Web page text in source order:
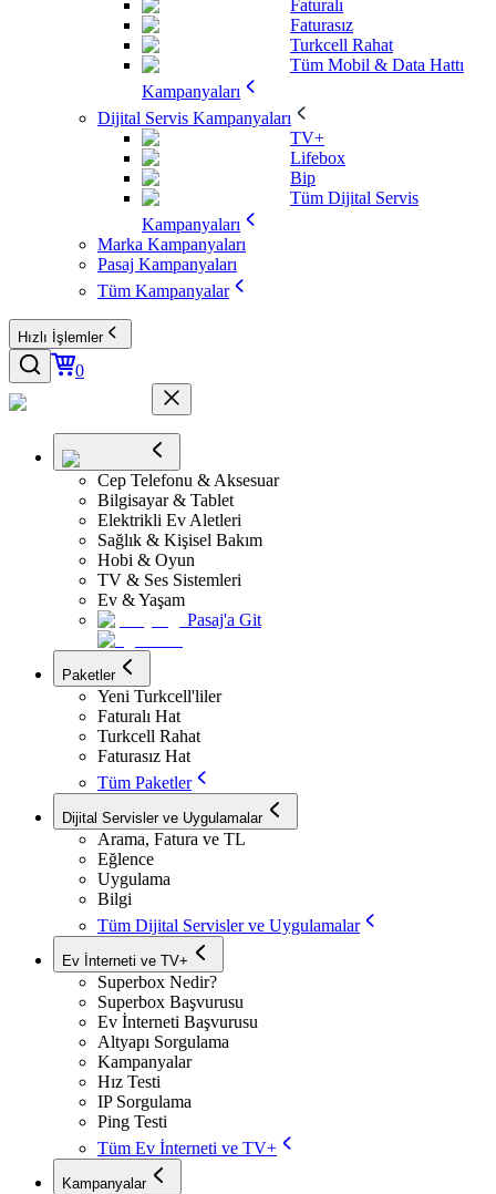
Faturalı
Faturasız
Turkcell Rahat
Tüm Mobil & Data Hattı
Kampanyaları
Dijital Servis Kampanyaları
TV+
Lifebox
Bip
Tüm Dijital Servis
Kampanyaları
Marka Kampanyaları
Pasaj Kampanyaları
Tüm Kampanyalar
Hızlı İşlemler
0
Cep Telefonu & Aksesuar
Bilgisayar & Tablet
Elektrikli Ev Aletleri
Sağlık & Kişisel Bakım
Hobi & Oyun
TV & Ses Sistemleri
Ev & Yaşam
Pasaj'a Git
Paketler
Yeni Turkcell'liler
Faturalı Hat
Turkcell Rahat
Faturasız Hat
Tüm Paketler
Dijital Servisler ve Uygulamalar
Arama, Fatura ve TL
Eğlence
Uygulama
Bilgi
Tüm Dijital Servisler ve Uygulamalar
Ev İnterneti ve TV+
Superbox Nedir?
Superbox Başvurusu
Ev İnterneti Başvurusu
Altyapı Sorgulama
Kampanyalar
Hız Testi
IP Sorgulama
Ping Testi
Tüm Ev İnterneti ve TV+
Kampanyalar